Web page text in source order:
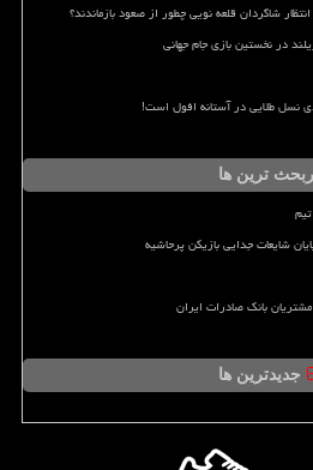
در نخستین بازی جام جهانی
نسل طلایی در آستانه افول است!
ترین ها
شایعات جدایی بازیکن پرحاشیه
بانک صادرات ایران
جدیدترین ها